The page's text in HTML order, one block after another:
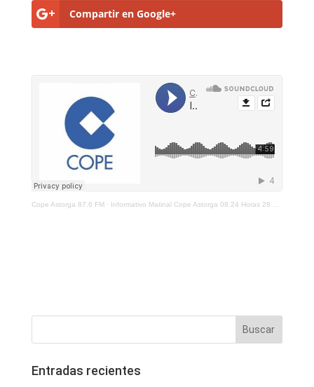
Compartir en Google+
Cope Astorga 87.6 FM· Informativo Matinal Cope Astorga 08.24 Horas 28 De Junio 2021
Entradas recientes